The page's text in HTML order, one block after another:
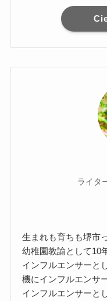
ライタ
生まれも育ちも堺市
幼稚園教諭として10
インフルエンサーと
機にインフルエンサ
インフルエンサーと